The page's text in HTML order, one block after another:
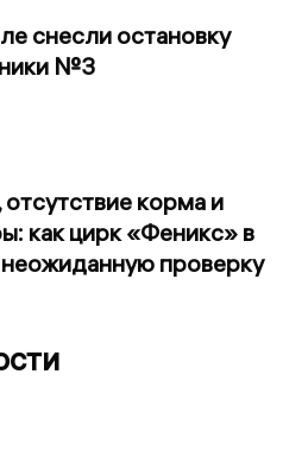
снесли остановку
№3
корма и
как цирк «Феникс» в
проверку